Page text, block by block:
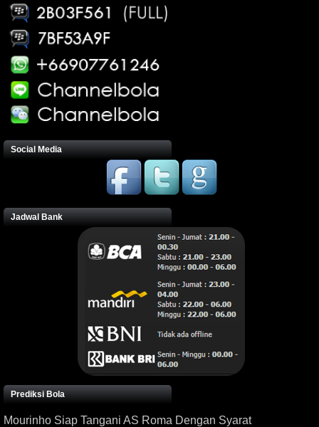
Social Media
Jadwal Bank
Prediksi Bola
Mourinho Siap Tangani AS Roma Dengan Syarat